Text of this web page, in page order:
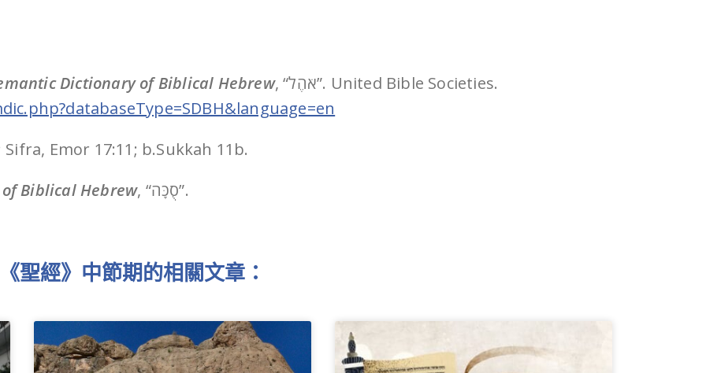
Dictionary of Biblical Hebrew
, “אֹהֶל”. United Bible Societies.
Emor 17:11; b.Sukkah 11b.
Biblical Hebrew
, “סֻכָּה”.
聖經》中節期的相關文章：